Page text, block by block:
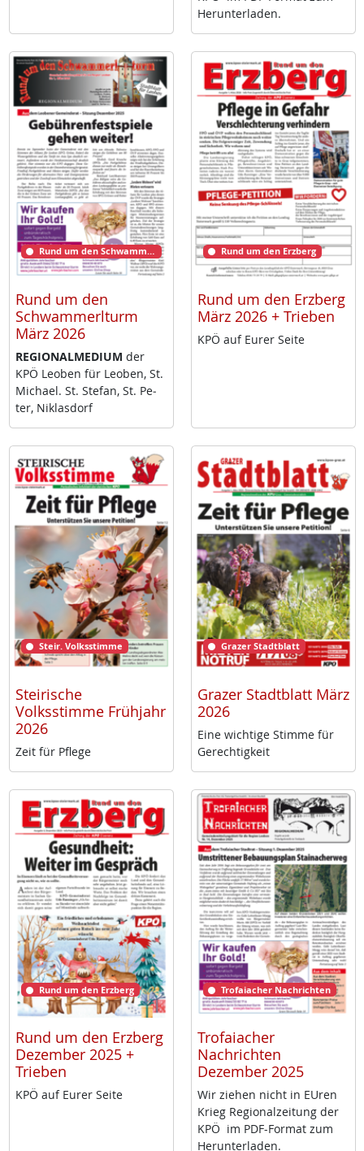
Her­un­ter­la­den.
Rund um den Schwammerlturm
Rund um den
Schwammerlturm
März 2026
RE­GIO­NAL­ME­DI­UM der
KPÖ Leo­ben für Leo­ben, St.
Mi­cha­el. St. Ste­fan, St. Pe­
ter, Niklas­dorf
Rund um den Erzberg
Rund um den Erzberg
März 2026 + Trieben
KPÖ auf Eu­rer Sei­te
Steir. Volksstimme
Steirische
Volksstimme Frühjahr
2026
Zeit für Pf­le­ge
Grazer Stadtblatt
Grazer Stadtblatt März
2026
Ei­ne wich­ti­ge Stim­me für
Ge­rech­tig­keit
Rund um den Erzberg
Rund um den Erzberg
Dezember 2025 +
Trieben
KPÖ auf Eu­rer Sei­te
Trofaiacher Nachrichten
Trofaiacher
Nachrichten
Dezember 2025
Wir zie­hen nicht in EU­ren
Krieg Re­gio­nal­zei­tung der
KPÖ im PDF-For­mat zum
Her­un­ter­la­den.